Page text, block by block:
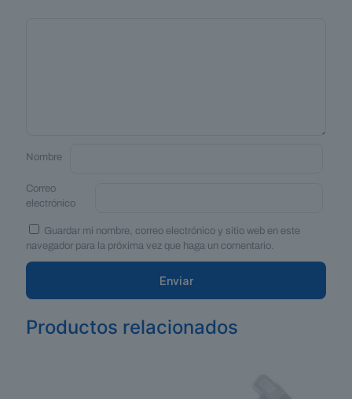
Nombre
Correo
electrónico
Guardar mi nombre, correo electrónico y sitio web en este
navegador para la próxima vez que haga un comentario.
Productos relacionados